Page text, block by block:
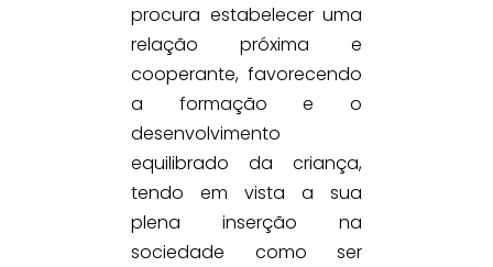
procura estabelecer uma
relação próxima e
cooperante, favorecendo
a formação e o
desenvolvimento
equilibrado da criança,
tendo em vista a sua
plena inserção na
sociedade como ser